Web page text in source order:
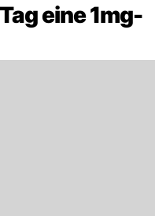
eine 1mg-